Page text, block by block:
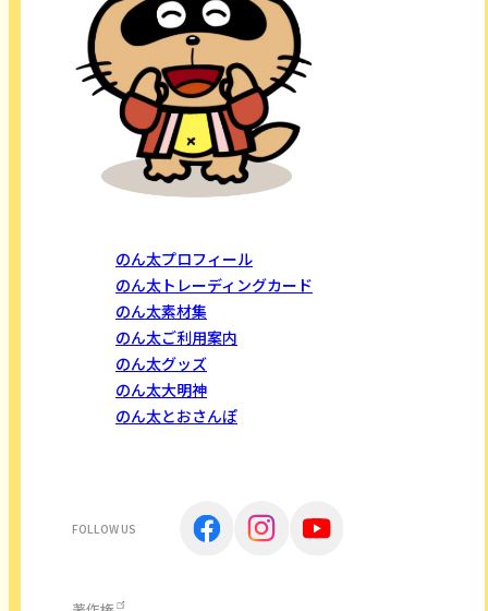
のん太プロフィール
のん太トレーディングカード
のん太素材集
のん太ご利用案内
のん太グッズ
のん太大明神
のん太とおさんぽ
FOLLOW US